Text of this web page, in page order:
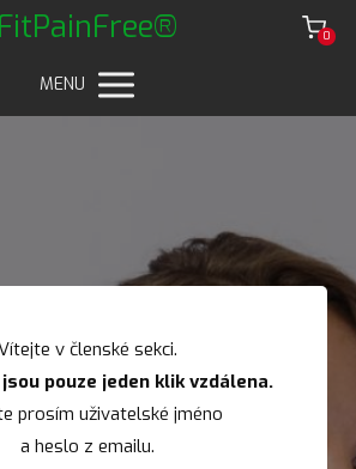
FitPainFree® 0
MENU
v členské sekci.
pouze jeden klik vzdálena.
prosím uživatelské jméno
a heslo z emailu.